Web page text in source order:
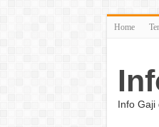
Home
Info Gaji